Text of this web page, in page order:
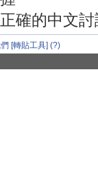
確的中文
[轉貼工具] (?)